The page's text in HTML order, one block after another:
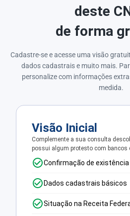
deste
de forma
Cadastre-se e acesse uma visão
dados cadastrais e muito mais.
personalize com informações
medida.
Visão Inicial
Complemente a sua consulta
possui algum protesto com bancos
Confirmação de existência
Dados cadastrais básicos
Situação na Receita